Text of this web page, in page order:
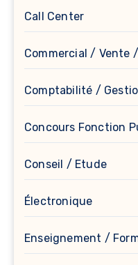
Call Center
Commercial / Vente
Comptabilité /
Concours Fonction
Conseil / Etude
Électronique
Enseignement /